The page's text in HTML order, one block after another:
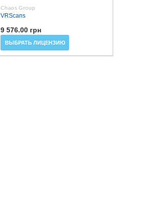
Chaos Group
VRScans
9 576.00 грн
ВЫБРАТЬ ЛИЦЕНЗИЮ